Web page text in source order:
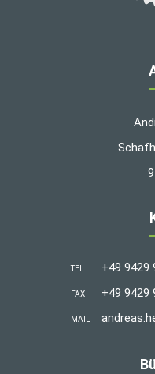
TEL +49 9429
FAX +49 9429
MAIL